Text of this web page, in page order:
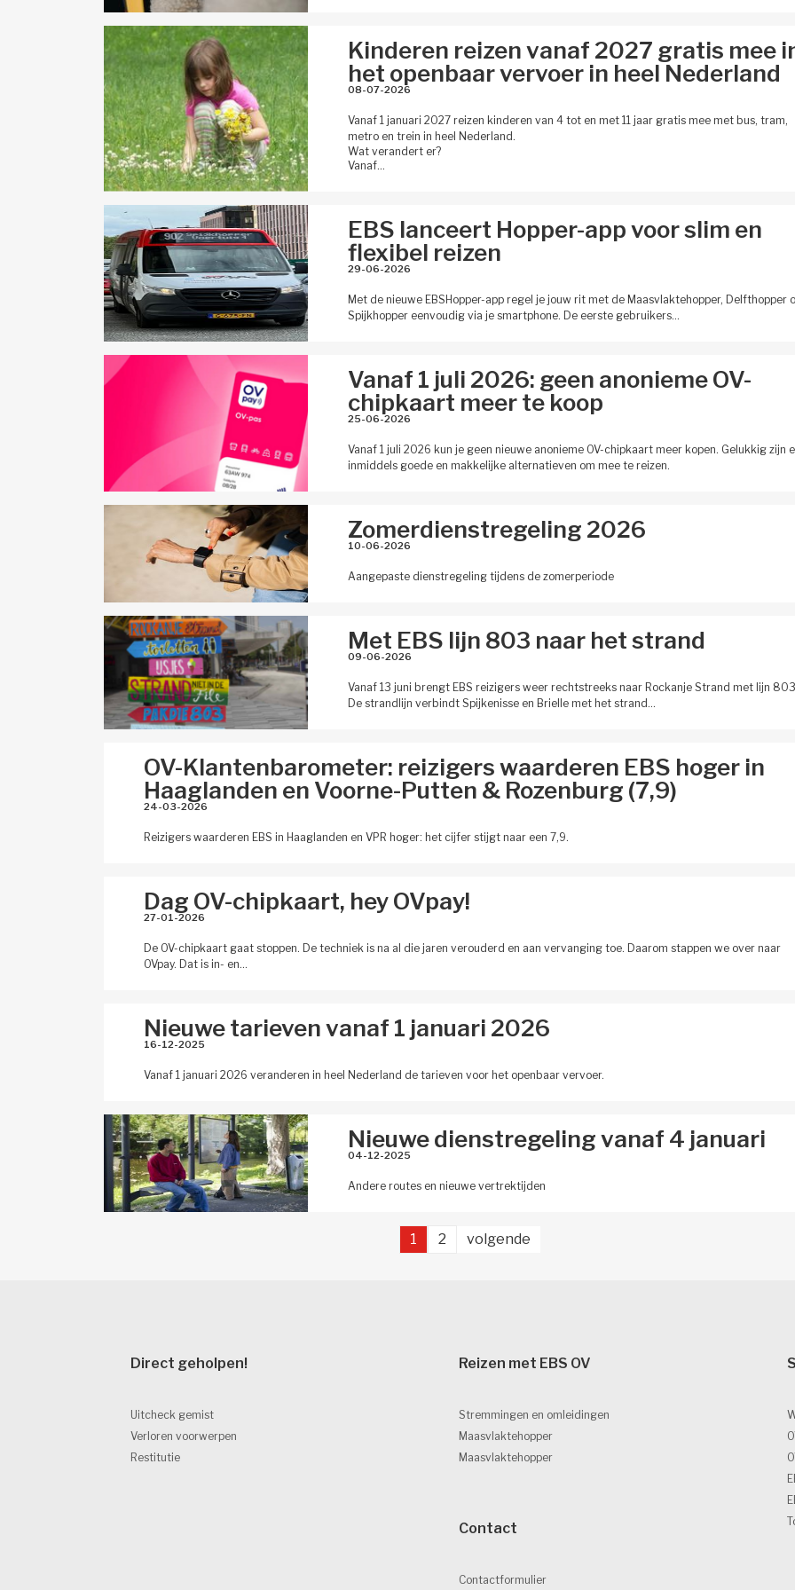
Kinderen reizen vanaf 2027 gratis mee
het openbaar vervoer in heel Nederland
08-07-2026
Vanaf 1 januari 2027 reizen kinderen van 4 tot en met 11 jaar gratis mee met bus, tram,
metro en trein in heel Nederland.
Wat verandert er?
Vanaf…
EBS lanceert Hopper-app voor slim en
flexibel reizen
29-06-2026
Met de nieuwe EBSHopper-app regel je jouw rit met de Maasvlaktehopper, Delfthopper
Spijkhopper eenvoudig via je smartphone. De eerste gebruikers…
Vanaf 1 juli 2026: geen anonieme OV-
chipkaart meer te koop
25-06-2026
Vanaf 1 juli 2026 kun je geen nieuwe anonieme OV-chipkaart meer kopen. Gelukkig zijn
inmiddels goede en makkelijke alternatieven om mee te reizen.
Zomerdienstregeling 2026
10-06-2026
Aangepaste dienstregeling tijdens de zomerperiode
Met EBS lijn 803 naar het strand
09-06-2026
Vanaf 13 juni brengt EBS reizigers weer rechtstreeks naar Rockanje Strand met lijn
De strandlijn verbindt Spijkenisse en Brielle met het strand…
OV-Klantenbarometer: reizigers waarderen EBS hoger in
Haaglanden en Voorne-Putten & Rozenburg (7,9)
24-03-2026
Reizigers waarderen EBS in Haaglanden en VPR hoger: het cijfer stijgt naar een 7,9.
Dag OV-chipkaart, hey OVpay!
27-01-2026
De OV-chipkaart gaat stoppen. De techniek is na al die jaren verouderd en aan vervanging toe. Daarom stappen we over naar
OVpay. Dat is in- en…
Nieuwe tarieven vanaf 1 januari 2026
16-12-2025
Vanaf 1 januari 2026 veranderen in heel Nederland de tarieven voor het openbaar vervoer.
Nieuwe dienstregeling vanaf 4 januari
04-12-2025
Andere routes en nieuwe vertrektijden
1 2 volgende
Direct geholpen!
Uitcheck gemist
Verloren voorwerpen
Restitutie
Reizen met EBS OV
Stremmingen en omleidingen
Maasvlaktehopper
Maasvlaktehopper
Contact
Contactformulier